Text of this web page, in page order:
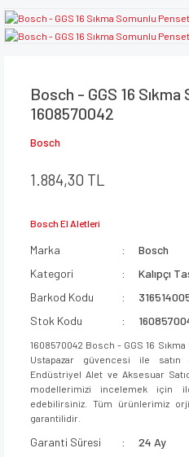
Bosch - GGS 16
1608570042
Bosch
1.884,30 TL
Bosch El Aletleri
Marka
Bosch
Kategori
Kalıpçı
Barkod Kodu
Stok Kodu
1608570042 Bosch - GGS 16
Ustapazar güvencesi ile satın
Endüstriyel Alet ve Aksesuar
modellerimizi incelemek için
edebilirsiniz. Tüm ürünlerimiz
garantilidir.
Garanti Süresi
24 Ay